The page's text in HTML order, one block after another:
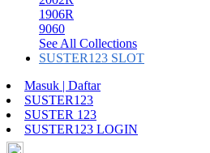
1906R
9060
See All Collections
SUSTER123 SLOT
Masuk | Daftar
SUSTER123
SUSTER 123
SUSTER123 LOGIN